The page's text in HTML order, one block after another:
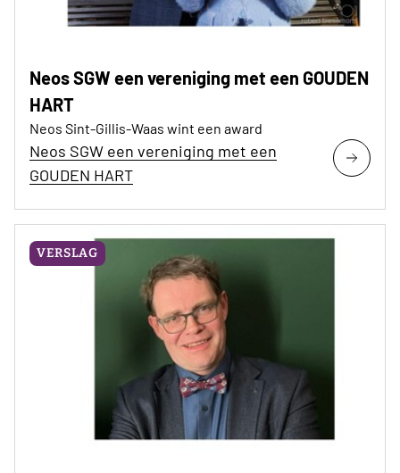
Neos SGW een vereniging met een GOUDEN
HART
Neos Sint-Gillis-Waas wint een award
Neos SGW een vereniging met een
GOUDEN HART
VERSLAG